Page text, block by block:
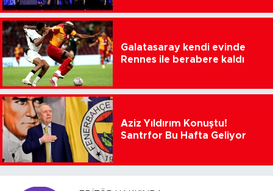
Galatasaray kendi evinde
Rennes ile berabere kaldı
Aziz Yıldırım Konuştu!
Santrfor Bu Hafta Geliyor